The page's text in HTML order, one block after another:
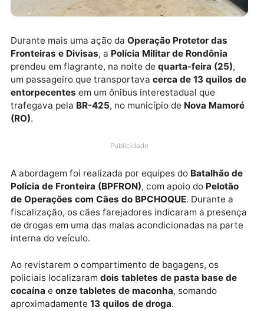
Durante mais uma ação daOperação Protetor das
Fronteiras e Divisas, aPolícia Militar de Rondônia
prendeu em flagrante, na noite de
em um ônibus interestadual que
trafegava pela
BR-425 , no município de Nova
(RO).
Publicidade
A abordagem foi realizada por equipes do
de Operações com Cães do BPCHOQUE . Durante a
fiscalização, os cães farejadores indicaram a
de drogas em uma das malas acondicionadas na